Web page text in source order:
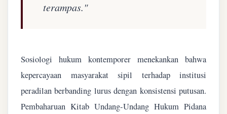
terampas."
Sosiologi hukum kontemporer menekankan bahwa
kepercayaan masyarakat sipil terhadap institusi
peradilan berbanding lurus dengan konsistensi putusan.
Pembaharuan Kitab Undang-Undang Hukum Pidana